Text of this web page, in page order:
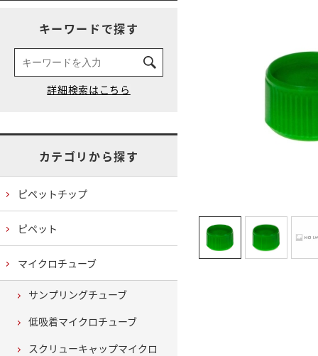
キーワードで探す
カテゴリから探す
ピペットチップ
ピペット
マイクロチューブ
サンプリングチューブ
低吸着マイクロチューブ
スクリューキャップマイクロ